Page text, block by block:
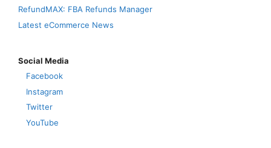
RefundMAX: FBA Refunds Manager
Latest eCommerce News
Social Media
Facebook
Instagram
Twitter
YouTube